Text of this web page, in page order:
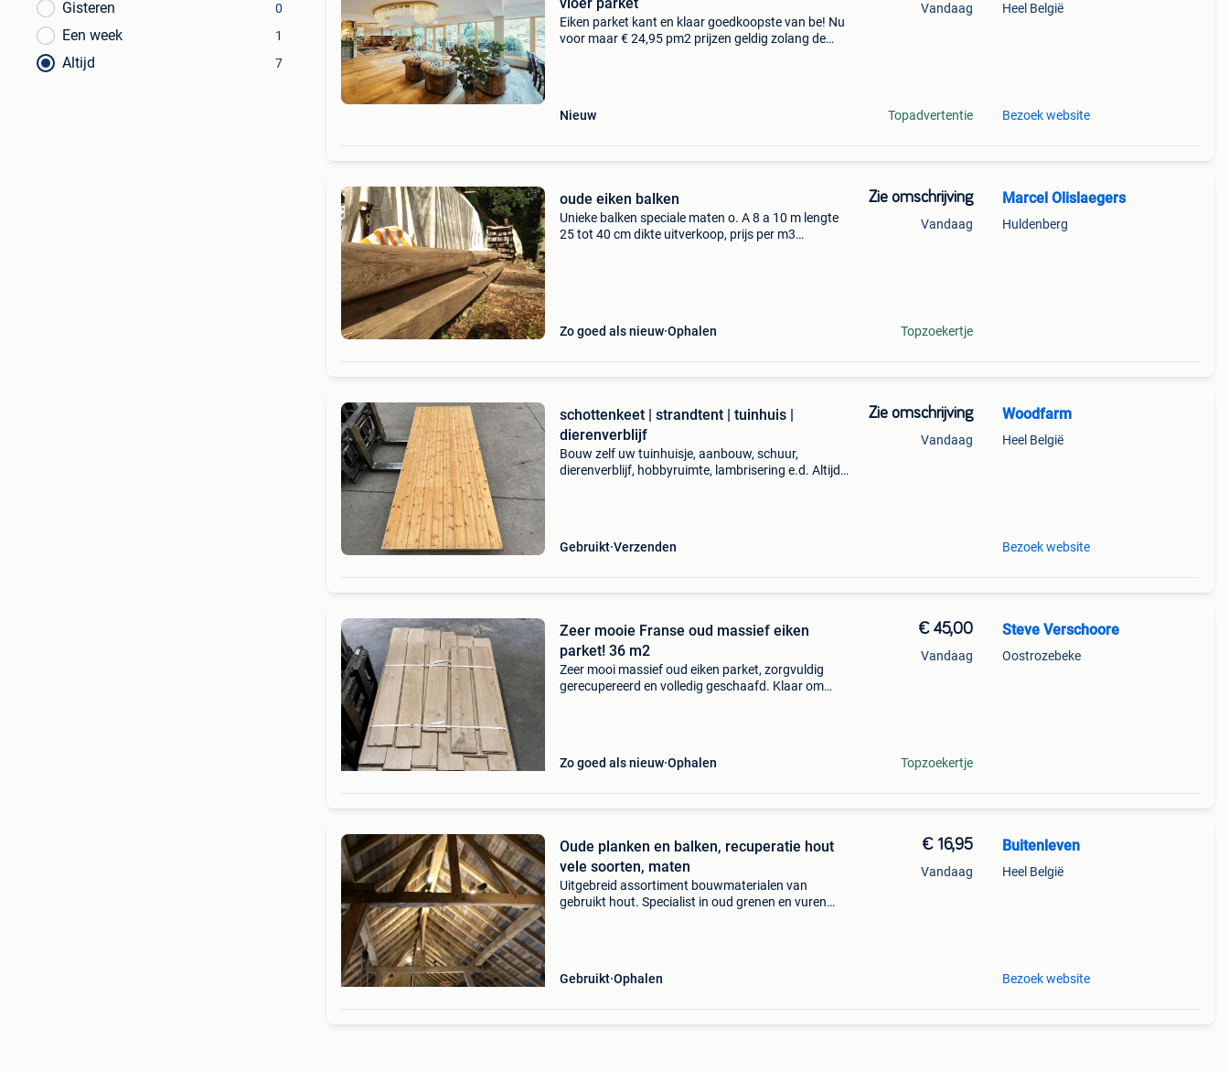
Gisteren 0
Een week 1
Altijd 7
Eiken parket kant en klaar goedkoopste van be! Nu
voor maar € 24,95 pm2 prijzen geldig zolang de
Nieuw
Vandaag
Topadvertentie
Heel België
Bezoek website
oude eiken balken
Unieke balken speciale maten o. A 8 a 10 m lengte
25 tot 40 cm dikte uitverkoop, prijs per m3
Zo goed als nieuw Ophalen
Zie omschrijving
Vandaag
Topzoekertje
Marcel Olislaegers
Huldenberg
schottenkeet | strandtent | tuinhuis |
dierenverblijf
Bouw zelf uw tuinhuisje, aanbouw, schuur,
dierenverblijf, hobbyruimte, lambrisering e.d. Altijd
Gebruikt Verzenden
Zie omschrijving
Vandaag
Woodfarm
Heel België
Bezoek website
Zeer mooie Franse oud massief eiken
parket! 36 m2
Zeer mooi massief oud eiken parket, zorgvuldig
gerecupereerd en volledig geschaafd. Klaar om
Zo goed als nieuw Ophalen
€ 45,00
Vandaag
Topzoekertje
Steve Verschoore
Oostrozebeke
Oude planken en balken, recuperatie hout
vele soorten, maten
Uitgebreid assortiment bouwmaterialen van
gebruikt hout. Specialist in oud grenen en vuren
Gebruikt Ophalen
€ 16,95
Vandaag
Buitenleven
Heel België
Bezoek website